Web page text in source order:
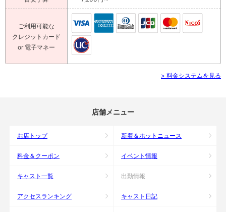
ご利用可能な
クレジットカード
or 電子マネー
> 料金システムを見る
店舗メニュー
お店トップ 新着＆ホットニュース
料金＆クーポン イベント情報
キャスト一覧 出勤情報
アクセスランキング キャスト日記